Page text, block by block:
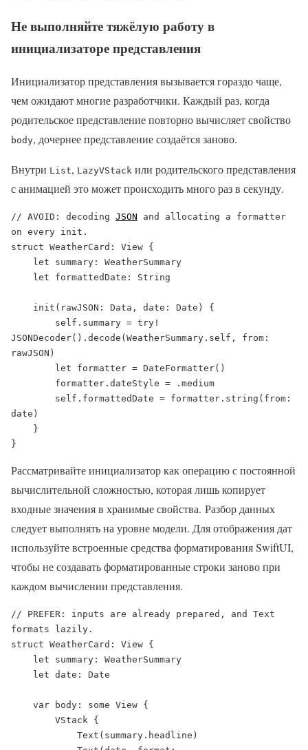
Не выполняйте тяжёлую работу в
инициализаторе представления
Инициализатор представления вызывается гораздо чаще,
чем ожидают многие разработчики. Каждый раз, когда
родительское представление повторно вычисляет свойство
body, дочернее представление создаётся заново.
Внутри List, LazyVStack или родительского представления
с анимацией это может происходить много раз в секунду.
// AVOID: decoding JSON and allocating a formatter
on every init.
struct WeatherCard: View {
JSONDecoder().decode(WeatherSummary.self, from:
rawJSON)
date)
}
Рассматривайте инициализатор как операцию с постоянной
вычислительной сложностью, которая лишь копирует
входные значения в хранимые свойства. Разбор данных
следует выполнять на уровне модели. Для отображения дат
используйте встроенные средства форматирования SwiftUI,
чтобы не создавать форматированные строки заново при
каждом вычислении представления.
// PREFER: inputs are already prepared, and Text
formats lazily.
struct WeatherCard: View {